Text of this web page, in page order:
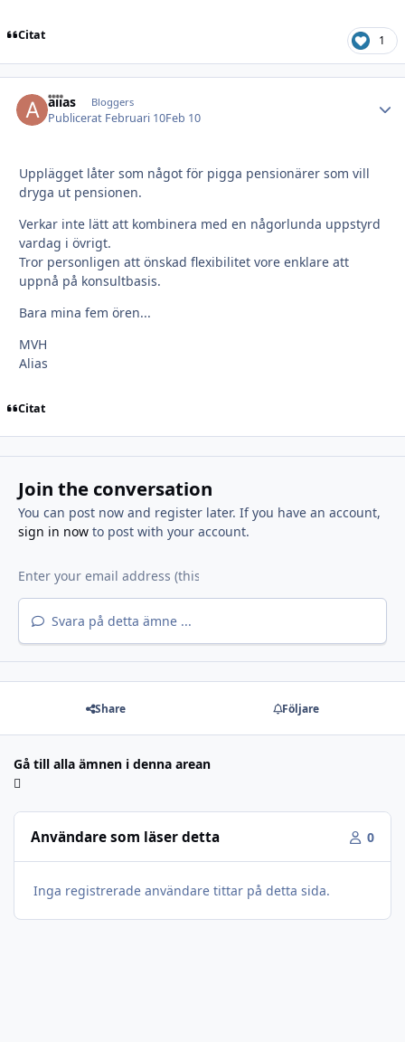
Citat 1
alias Bloggers
Publicerat Februari 10Feb 10
Upplägget låter som något för pigga pensionärer som vill
dryga ut pensionen.
Verkar inte lätt att kombinera med en någorlunda uppstyrd
vardag i övrigt.
Tror personligen att önskad flexibilitet vore enklare att
uppnå på konsultbasis.
Bara mina fem ören...
MVH
Alias
Citat
Join the conversation
You can post now and register later. If you have an account,
sign in nowto post with your account.
Svara på detta ämne ...
Share Följare
Gå till alla ämnen i denna arean
Användare som läser detta 0
Inga registrerade användare tittar på detta sida.